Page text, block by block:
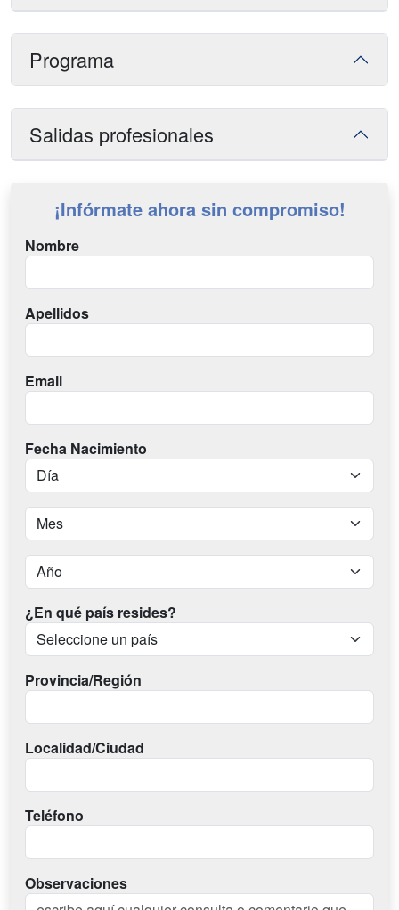
Programa
Salidas profesionales
¡Infórmate ahora sin compromiso!
Nombre
Apellidos
Email
Fecha Nacimiento
¿En qué país resides?
Provincia/Región
Localidad/Ciudad
Teléfono
Observaciones